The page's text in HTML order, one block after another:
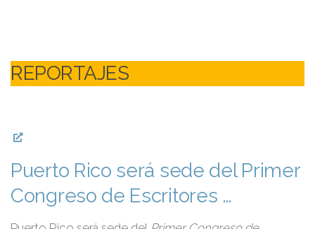
REPORTAJES
Puerto Rico será sede del Primer
Congreso de Escritores …